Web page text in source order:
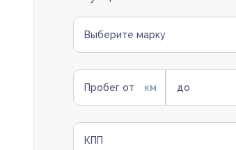
Выберите марку
Пробег от до
КПП